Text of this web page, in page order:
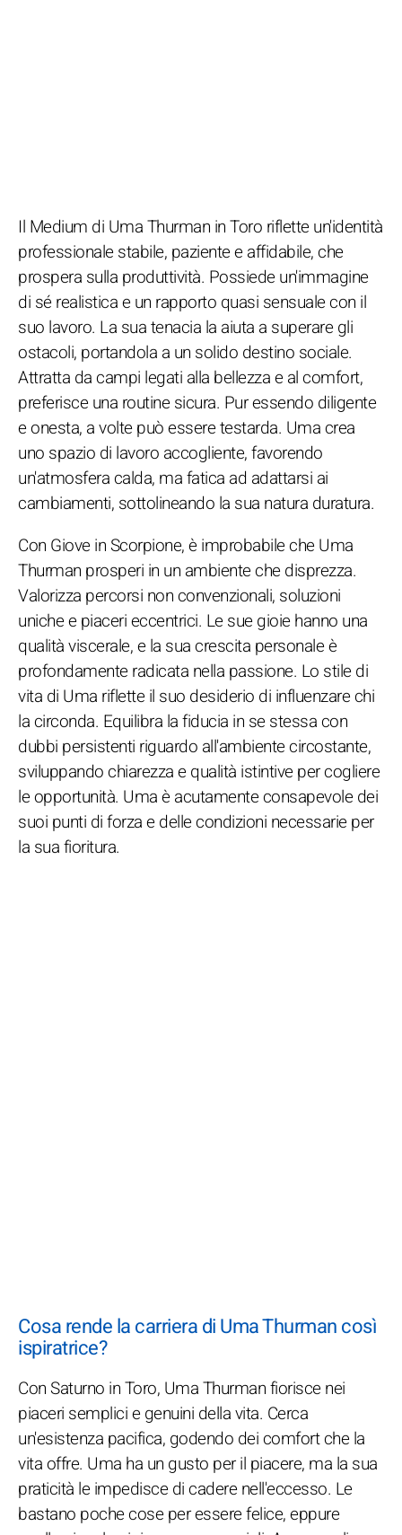
Il Medium di Uma Thurman in Toro riflette un'identità
professionale stabile, paziente e affidabile, che
prospera sulla produttività. Possiede un'immagine
di sé realistica e un rapporto quasi sensuale con il
suo lavoro. La sua tenacia la aiuta a superare gli
ostacoli, portandola a un solido destino sociale.
Attratta da campi legati alla bellezza e al comfort,
preferisce una routine sicura. Pur essendo diligente
e onesta, a volte può essere testarda. Uma crea
uno spazio di lavoro accogliente, favorendo
un'atmosfera calda, ma fatica ad adattarsi ai
cambiamenti, sottolineando la sua natura duratura.
Con Giove in Scorpione, è improbabile che Uma
Thurman prosperi in un ambiente che disprezza.
Valorizza percorsi non convenzionali, soluzioni
uniche e piaceri eccentrici. Le sue gioie hanno una
qualità viscerale, e la sua crescita personale è
profondamente radicata nella passione. Lo stile di
vita di Uma riflette il suo desiderio di influenzare chi
la circonda. Equilibra la fiducia in se stessa con
dubbi persistenti riguardo all'ambiente circostante,
sviluppando chiarezza e qualità istintive per cogliere
le opportunità. Uma è acutamente consapevole dei
suoi punti di forza e delle condizioni necessarie per
la sua fioritura.
Cosa rende la carriera di Uma Thurman così
ispiratrice?
Con Saturno in Toro, Uma Thurman fiorisce nei
piaceri semplici e genuini della vita. Cerca
un'esistenza pacifica, godendo dei comfort che la
vita offre. Uma ha un gusto per il piacere, ma la sua
praticità le impedisce di cadere nell'eccesso. Le
bastano poche cose per essere felice, eppure